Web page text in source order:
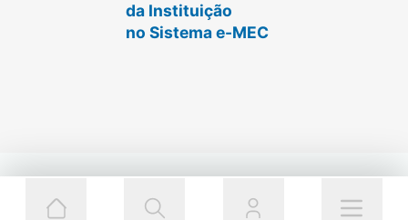
da Instituição
no Sistema e-MEC